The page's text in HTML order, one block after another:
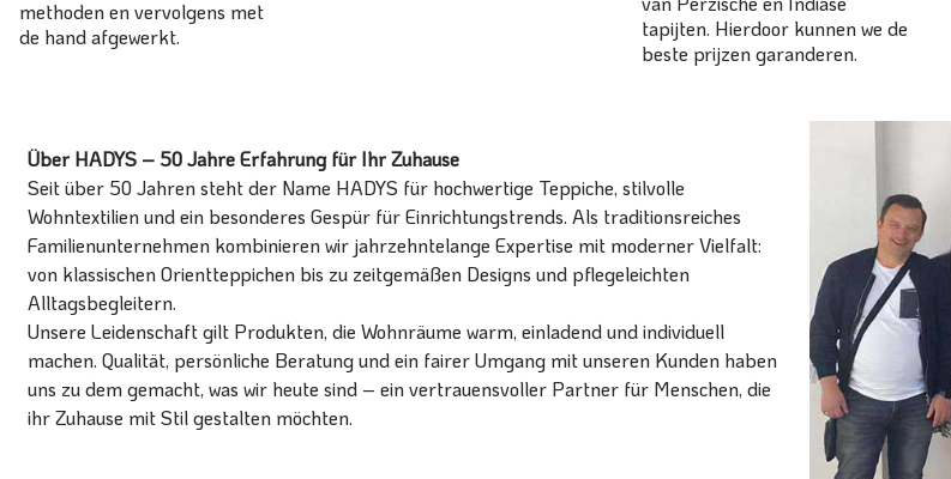
methoden en vervolgens met
de hand afgewerkt.
tapijten. Hierdoor kunnen we de
beste prijzen garanderen.
Über HADYS – 50 Jahre Erfahrung für Ihr Zuhause
Seit über 50 Jahren steht der Name HADYS für hochwertige Teppiche, stilvolle
Wohntextilien und ein besonderes Gespür für Einrichtungstrends. Als traditionsreiches
Familienunternehmen kombinieren wir jahrzehntelange Expertise mit moderner Vielfalt:
von klassischen Orientteppichen bis zu zeitgemäßen Designs und pflegeleichten
Alltagsbegleitern.
Unsere Leidenschaft gilt Produkten, die Wohnräume warm, einladend und individuell
machen. Qualität, persönliche Beratung und ein fairer Umgang mit unseren Kunden haben
uns zu dem gemacht, was wir heute sind – ein vertrauensvoller Partner für Menschen, die
ihr Zuhause mit Stil gestalten möchten.